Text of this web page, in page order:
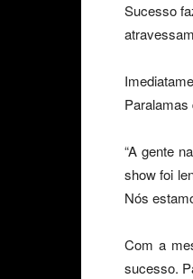
Sucesso
“A gente
show foi
Nós
Com a
sucesso.